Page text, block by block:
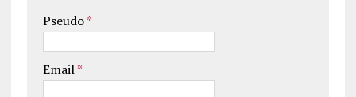
Pseudo*
Email*